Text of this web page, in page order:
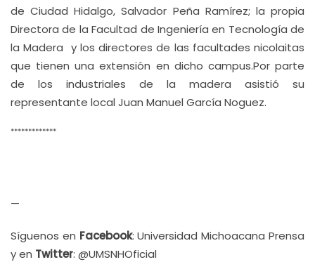
de Ciudad Hidalgo, Salvador Peña Ramírez; la propia
Directora de la Facultad de Ingeniería en Tecnología de
la Madera y los directores de las facultades nicolaitas
que tienen una extensión en dicho campus.Por parte
de los industriales de la madera asistió su
representante local Juan Manuel García Noguez.
*************
—
Síguenos en Facebook: Universidad Michoacana Prensa
y en Twitter: @UMSNHOficial